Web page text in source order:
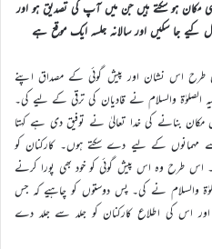
مکان ہو سکتے ہیں جن میں آپ کی تصدیق ہو اور
جا سکیں اور سالانہ جلسہ ایک موقع ہے
طرح اس نشان اور پیش گوئی کے مصداق اپنے
الصلوٰۃ والسلام نے قادیان کی ترقی کے لیے کی۔
مکان بنانے کی خدا تعالیٰ نے توفیق دی ہے کہتا
مہمانوں کے لیے دے سکتے ہوں۔ کارکنان کو
اس طرح وہ اس پیش گوئی کو خود بھی پورا کرنے
والسلام نے کی۔ پس دوستوں کو چاہیے کہ جس
اس کی اطلاع کارکنان کو جلد سے جلد دے